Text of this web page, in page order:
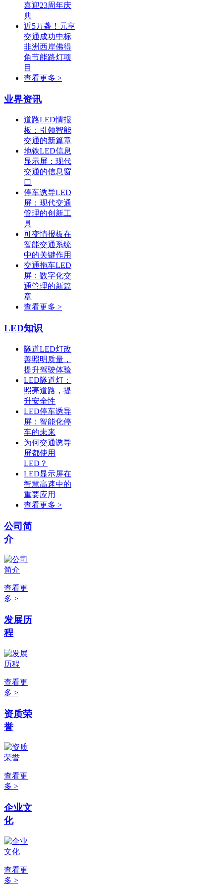
喜迎23周年庆
典
近5万盏！元亨
交通成功中标
非洲西岸佛得
角节能路灯项
目
查看更多 >
业界资讯
道路LED情报
板：引领智能
交通的新篇章
地铁LED信息
显示屏：现代
交通的信息窗
口
停车诱导LED
屏：现代交通
管理的创新工
具
可变情报板在
智能交通系统
中的关键作用
交通拖车LED
屏：数字化交
通管理的新篇
章
查看更多 >
LED知识
隧道LED灯改
善照明质量，
提升驾驶体验
LED隧道灯：
照亮道路，提
升安全性
LED停车诱导
屏：智能化停
车的未来
为何交通诱导
屏都使用
LED？
LED显示屏在
智慧高速中的
重要应用
查看更多 >
公司简
介
查看更
多 >
发展历
程
查看更
多 >
资质荣
誉
查看更
多 >
企业文
化
查看更
多 >